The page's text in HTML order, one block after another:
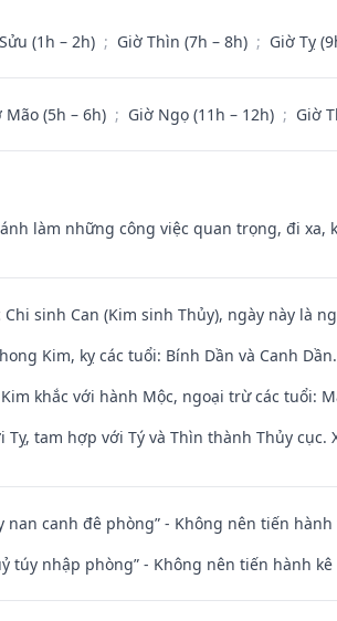
(1h – 2h) ; Giờ Thìn (7h – 8h) ; Giờ Tỵ
Mão (5h – 6h) ; Giờ Ngọ (11h – 12h) ; Giờ
làm những công việc quan trọng, đi xa,
Chi sinh Can (Kim sinh Thủy), ngày này là
Kim, kỵ các tuổi: Bính Dần và Canh Dần.
khắc với hành Mộc, ngoại trừ các tuổi:
Tỵ, tam hợp với Tý và Thìn thành Thủy
nan canh đê phòng” - Không nên tiến
túy nhập phòng” - Không nên tiến hành